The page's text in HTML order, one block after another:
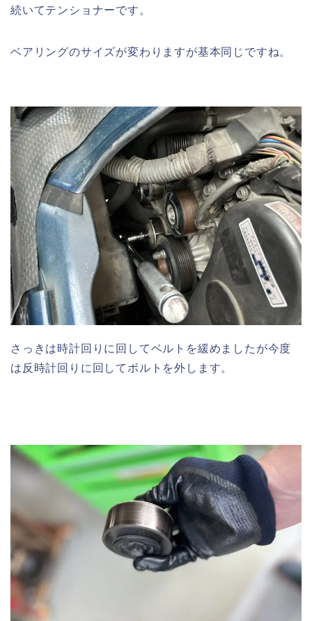
続いてテンショナーです。
ベアリングのサイズが変わりますが基本同じですね。
さっきは時計回りに回してベルトを緩めましたが今度
は反時計回りに回してボルトを外します。